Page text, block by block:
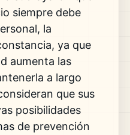
siempre debe
la
ya que
aumenta las
a largo
que sus
posibilidades
de prevención